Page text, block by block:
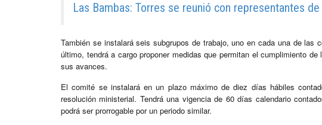
Las Bambas: Torres se reunió con representantes
También se instalará seis subgrupos de trabajo, uno en cada una de las
último, tendrá a cargo proponer medidas que permitan el cumplimiento
sus avances.
El comité se instalará en un plazo máximo de diez días hábiles
resolución ministerial. Tendrá una vigencia de 60 días calendario
podrá ser prorrogable por un periodo similar.